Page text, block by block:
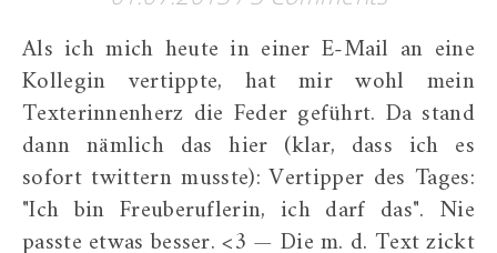
Als ich mich heute in einer E-Mail an eine
Kollegin vertippte, hat mir wohl mein
Texterinnenherz die Feder geführt. Da stand
dann nämlich das hier (klar, dass ich es
sofort twittern musste): Vertipper des Tages:
"Ich bin Freuberuflerin, ich darf das". Nie
passte etwas besser. <3 — Die m. d. Text zickt